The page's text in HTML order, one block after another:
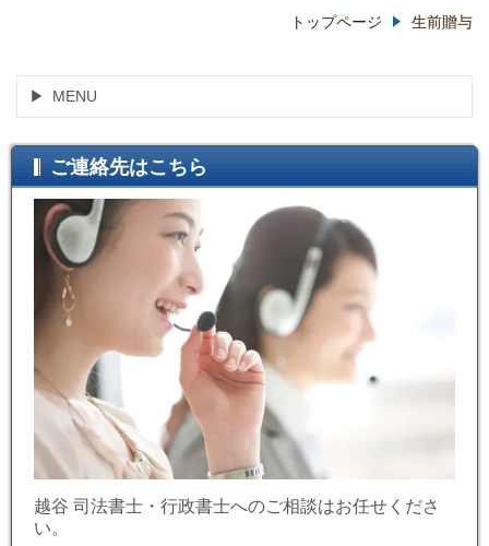
トップページ 生前贈与
MENU
ご連絡先はこちら
越谷 司法書士・行政書士へのご相談はお任せくださ
い。